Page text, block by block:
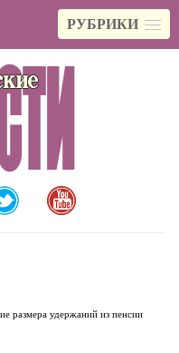
РУБРИКИ
размера удержаний из пенсии